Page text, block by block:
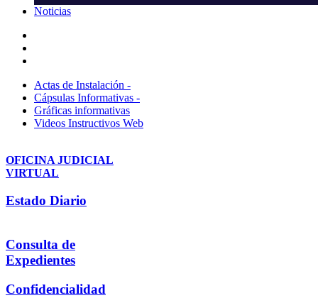
Noticias
Actas de Instalación -
Cápsulas Informativas -
Gráficas informativas
Videos Instructivos Web
OFICINA JUDICIAL
VIRTUAL
Estado Diario
Consulta de
Expedientes
Confidencialidad